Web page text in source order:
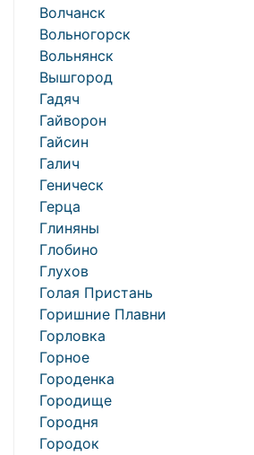
Волчанск
Вольногорск
Вольнянск
Вышгород
Гадяч
Гайворон
Гайсин
Галич
Геническ
Герца
Глиняны
Глобино
Глухов
Голая Пристань
Горишние Плавни
Горловка
Горное
Городенка
Городище
Городня
Городок